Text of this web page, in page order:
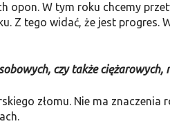
opon. W tym roku chcemy
Z tego widać, że jest progres.
czy także ciężarowych,
złomu. Nie ma znaczenia